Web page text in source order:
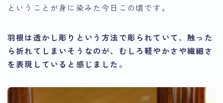
ということが身に染みた今日この頃です。
羽根は透かし彫りという方法で彫られていて、触った
ら折れてしまいそうなのが、むしろ軽やかさや繊細さ
を表現していると感じました。